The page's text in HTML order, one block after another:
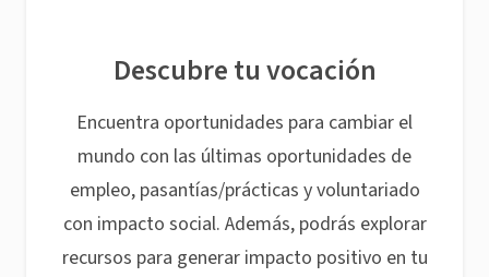
Descubre tu vocación
Encuentra oportunidades para cambiar el
mundo con las últimas oportunidades de
empleo, pasantías/prácticas y voluntariado
con impacto social. Además, podrás explorar
recursos para generar impacto positivo en tu